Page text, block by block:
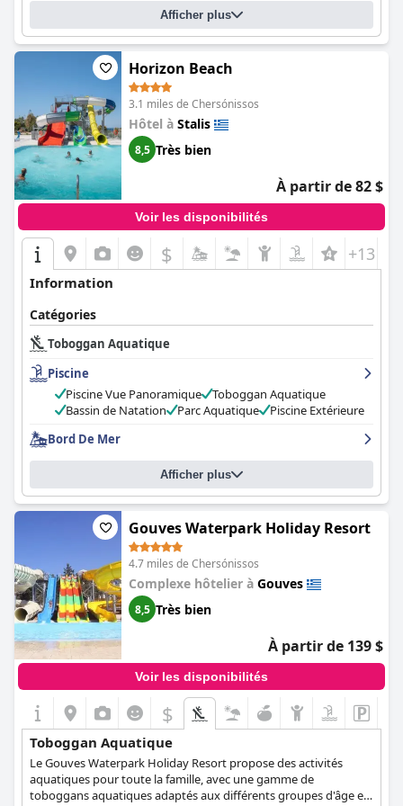
Afficher plus
Horizon Beach
3.1 miles de Chersónissos
Hôtel à Stalis
8,5 Très bien
À partir de 82 $
Voir les disponibilités
$ +13
Information
Catégories
Toboggan Aquatique
Piscine
Piscine Vue Panoramique
Toboggan Aquatique
Bassin de Natation
Parc Aquatique
Piscine Extérieure
Bord De Mer
Afficher plus
Gouves Waterpark Holiday Resort
4.7 miles de Chersónissos
Complexe hôtelier à Gouves
8,5 Très bien
À partir de 139 $
Voir les disponibilités
$
Toboggan Aquatique
Le Gouves Waterpark Holiday Resort propose des activités
aquatiques pour toute la famille, avec une gamme de
toboggans aquatiques adaptés aux différents groupes d'âge et